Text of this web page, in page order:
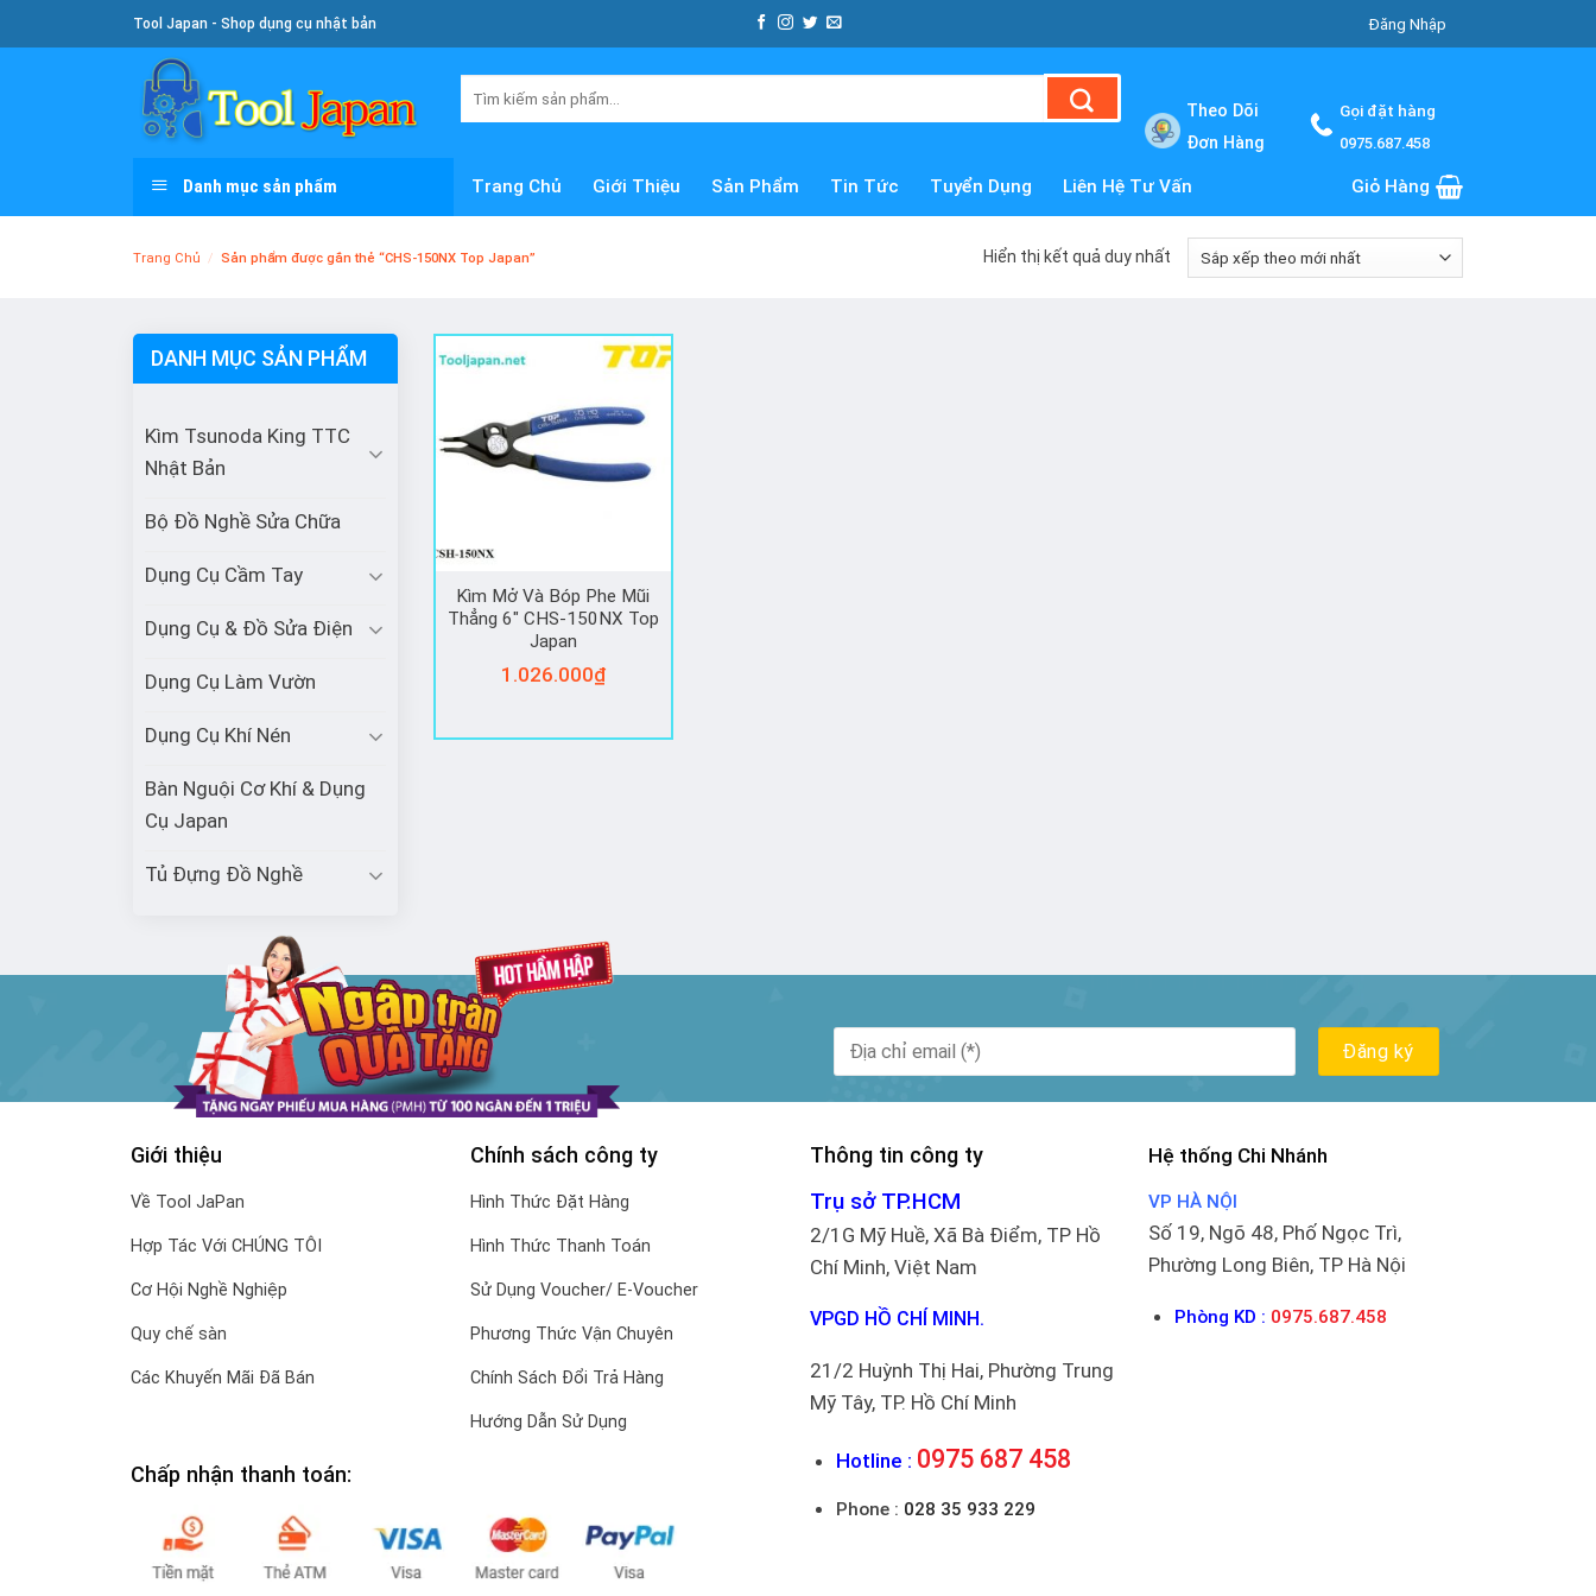
To
Tool Japan - Shop dụng cụ nhật bản Đăng Nhập
Theo Dõi
Đơn Hàng
Gọi đặt hàng
0975.687.458
Danh mục sản phẩm Trang Chủ Giới Thiệu Sản Phẩm Tin Tức Tuyển Dụng Liên Hệ Tư Vấn Giỏ Hàng
Trang Chủ / Sản phẩm được gắn thẻ “CHS-150NX Top Japan” Hiển thị kết quả duy nhất
DANH MỤC SẢN PHẨM
Kìm Tsunoda King TTC
Nhật Bản
Bộ Đồ Nghề Sửa Chữa
Dụng Cụ Cầm Tay
Dụng Cụ & Đồ Sửa Điện
Dụng Cụ Làm Vườn
Dụng Cụ Khí Nén
Bàn Nguội Cơ Khí & Dụng
Cụ Japan
Tủ Đựng Đồ Nghề
Kìm Mở Và Bóp Phe Mũi
Thẳng 6″ CHS-150NX Top
Japan
1.026.000₫
Giới thiệu
Về Tool JaPan
Hợp Tác Với CHÚNG TÔI
Cơ Hội Nghề Nghiệp
Quy chế sàn
Các Khuyến Mãi Đã Bán
Chính sách công ty
Hình Thức Đặt Hàng
Hình Thức Thanh Toán
Sử Dụng Voucher/ E-Voucher
Phương Thức Vận Chuyên
Chính Sách Đổi Trả Hàng
Hướng Dẫn Sử Dụng
Chấp nhận thanh toán:
Thông tin công ty
Trụ sở TP.HCM
2/1G Mỹ Huề, Xã Bà Điểm, TP Hồ
Chí Minh, Việt Nam
VPGD HỒ CHÍ MINH.
21/2 Huỳnh Thị Hai, Phường Trung
Mỹ Tây, TP. Hồ Chí Minh
Hotline : 0975 687 458
Phone : 028 35 933 229
Hệ thống Chi Nhánh
VP HÀ NỘI
Số 19, Ngõ 48, Phố Ngọc Trì,
Phường Long Biên, TP Hà Nội
Phòng KD : 0975.687.458